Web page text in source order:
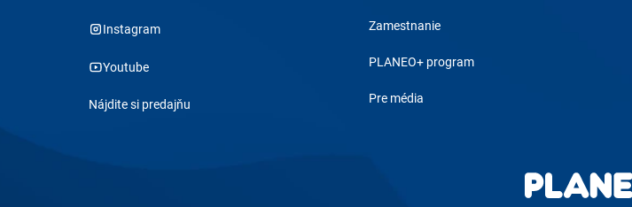
Instagram
Youtube
Nájdite si predajňu
Zamestnanie
PLANEO+ program
Pre média